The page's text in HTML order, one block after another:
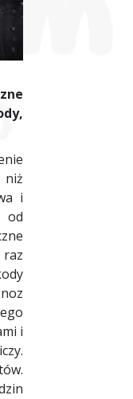
niż
i
od
raz
i